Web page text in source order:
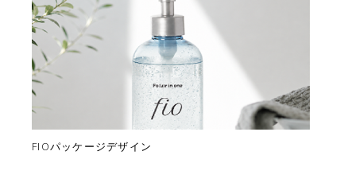
FIOパッケージデザイン